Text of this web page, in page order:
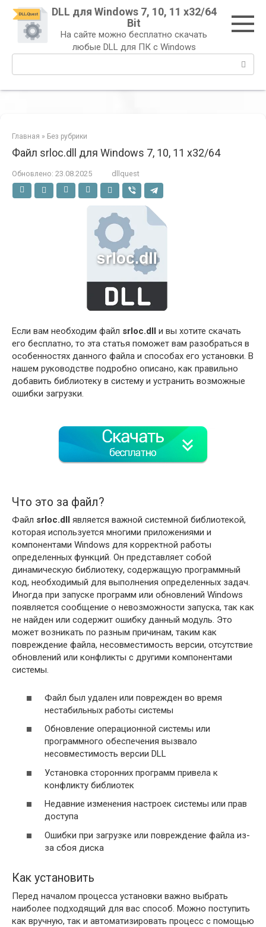
Перейти
контенту
DLL для Windows 7, 10, 11 x32/64
Bit
На сайте можно бесплатно скачать
любые DLL для ПК с Windows
Главная » Без рубрики
Файл srloc.dll для Windows 7, 10, 11 x32/64
Обновлено: 23.08.2025 dllquest
Если вам необходим файл srloc.dll
и вы хотите скачать
его бесплатно, то эта статья поможет вам разобраться в
особенностях данного файла и способах его установки. В
нашем руководстве подробно описано, как правильно
добавить библиотеку в систему и устранить возможные
ошибки загрузки.
Что это за файл?
Файл srloc.dll
является важной системной библиотекой,
которая используется многими приложениями и
компонентами Windows для корректной работы
определенных функций. Он представляет собой
динамическую библиотеку, содержащую программный
код, необходимый для выполнения определенных задач.
Иногда при запуске программ или обновлений Windows
появляется сообщение о невозможности запуска, так как
не найден или содержит ошибку данный модуль. Это
может возникать по разным причинам, таким как
повреждение файла, несовместимость версии, отсутствие
обновлений или конфликты с другими компонентами
системы.
Файл был удален или поврежден во время
нестабильных работы системы
Обновление операционной системы или
программного обеспечения вызвало
несовместимость версии DLL
Установка сторонних программ привела к
конфликту библиотек
Недавние изменения настроек системы или прав
доступа
Ошибки при загрузке или повреждение файла из-
за сбоя диска
Как установить
Перед началом процесса установки важно выбрать
наиболее подходящий для вас способ. Можно поступить
как вручную, так и автоматизировать процесс с помощью